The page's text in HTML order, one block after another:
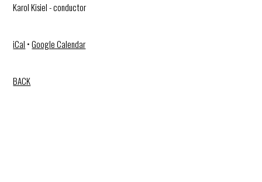
Karol Kisiel - conductor
iCal •Google Calendar
BACK